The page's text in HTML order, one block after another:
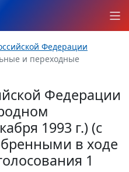
Федерации
и переходные
Федерации
1993 г.) (с
в ходе
1